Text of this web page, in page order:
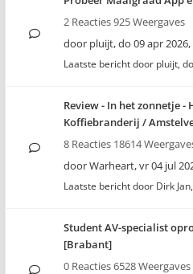
2 Reacties 925 Weergaves
door pluijt,do 09 apr 2026,
Laatste bericht door pluijt,
Review - In het zonnetje
Koffiebranderij /
8 Reacties 18614
doorWarheart,vr 04 jul
Laatste bericht door Dirk Jan,
Student AV-specialist
[Brabant]
0 Reacties 6528 Weergaves